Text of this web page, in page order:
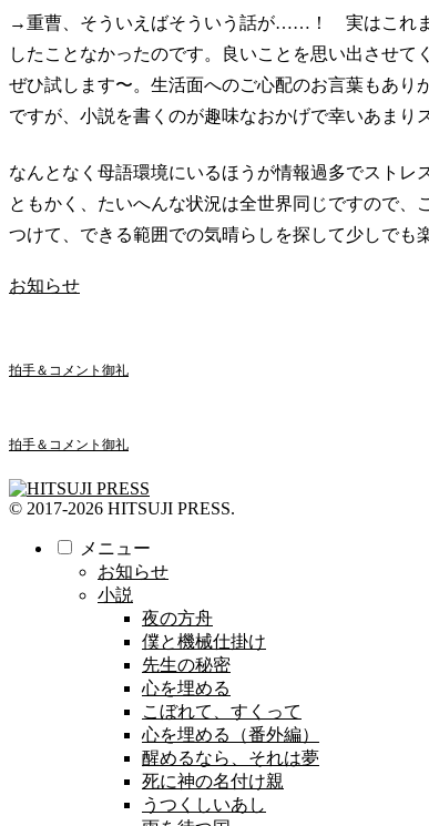
→重曹、そういえばそういう話が……！ 実はこれ
したことなかったのです。良いことを思い出させて
ぜひ試します〜。生活面へのご心配のお言葉もあり
ですが、小説を書くのが趣味なおかげで幸いあまり
なんとなく母語環境にいるほうが情報過多でスト
ともかく、たいへんな状況は全世界同じですので
つけて、できる範囲での気晴らしを探して少しでも
お知らせ
拍手＆コメント御礼
拍手＆コメント御礼
© 2017-2026 HITSUJI PRESS.
メニュー
お知らせ
小説
夜の方舟
僕と機械仕掛け
先生の秘密
心を埋める
こぼれて、すくって
心を埋める（番外編）
醒めるなら、それは夢
死に神の名付け親
うつくしいあし